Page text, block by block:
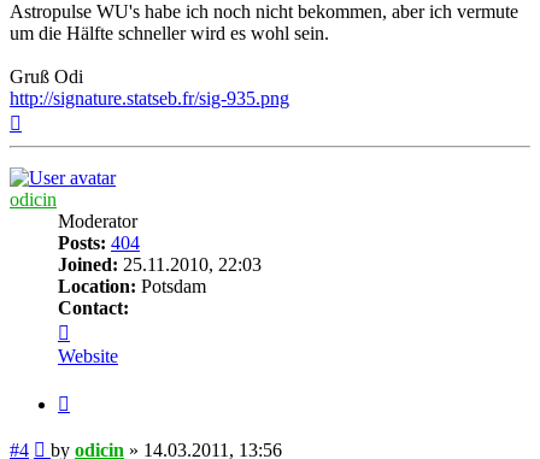
Astropulse WU's habe ich noch nicht bekommen, aber ich vermute
um die Hälfte schneller wird es wohl sein.
Gruß Odi
http://signature.statseb.fr/sig-935.png
odicin
Moderator
Posts: 404
Joined: 25.11.2010, 22:03
Location: Potsdam
Contact:
odicin
Website
#4 Post
by odicin » 14.03.2011, 13:56